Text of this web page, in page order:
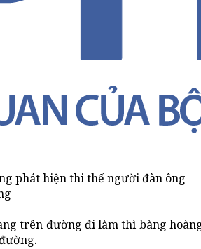
phát hiện thi thể người đàn ông
trên đường đi làm thì bàng